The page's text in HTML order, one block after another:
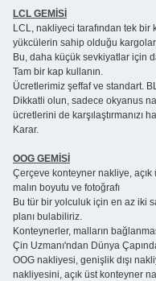
LCL GEMİSİ
LCL, nakliyeci tarafından tek bir
yükcülerin sahip olduğu
Bu, daha küçük sevkiyatlar için
Tam bir kap kullanın.
Ücretlerimiz şeffaf ve standart.
Dikkatli olun, sadece okyanus
ücretlerini de karşılaştırmanızı
Karar.
OOG GEMİSİ
Çerçeve konteyner nakliye,
malın boyutu ve fotoğrafı
Bu tür bir yolculuk için en az iki
planı bulabiliriz.
Konteynerler, malların
Çin Uzmanı'ndan Dünya
OOG nakliyesi, genişlik dışı
nakliyesini, açık üst konteyner